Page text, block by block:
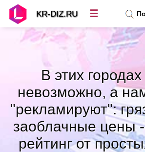
В этих
невозможно, а
"рекламируют":
заоблачные цены
рейтинг от
KR-DIZ.RU ☰
Топ новостей »
Рубрики»
Правила